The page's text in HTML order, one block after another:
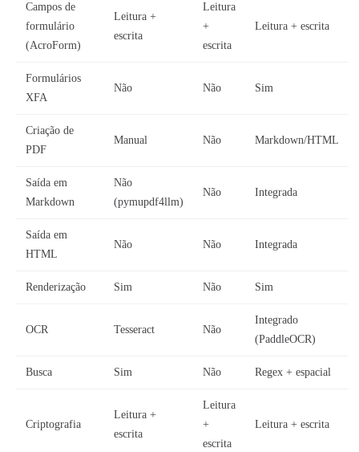
Campos de
formulário
(AcroForm)
Leitura +
escrita
Leitura
+
escrita
Leitura + escrita
Formulários
XFA
Não Não Sim
Criação de
PDF
Manual Não Markdown/HTML
Saída em
Markdown
Não
(pymupdf4llm)
Não Integrada
Saída em
HTML
Não Não Integrada
Renderização Sim Não Sim
OCR Tesseract Não
Integrado
(PaddleOCR)
Busca Sim Não Regex + espacial
Criptografia
Leitura +
escrita
Leitura
+
escrita
Leitura + escrita